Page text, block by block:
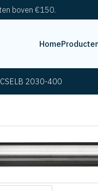
boven €150.
Home
CSELB 2030-400